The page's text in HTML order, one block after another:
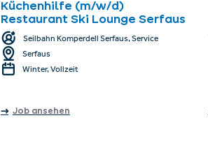
Küchenhilfe (m/w/d)
Restaurant Ski Lounge Serfaus
Seilbahn Komperdell Serfaus, Service
Serfaus
Winter, Vollzeit
Job ansehen